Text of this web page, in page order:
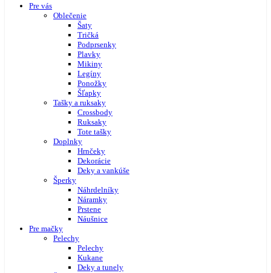
Pre vás
Oblečenie
Šaty
Tričká
Podprsenky
Plavky
Mikiny
Legíny
Ponožky
Šľapky
Tašky a ruksaky
Crossbody
Ruksaky
Tote tašky
Doplnky
Hrnčeky
Dekorácie
Deky a vankúše
Šperky
Náhrdelníky
Náramky
Prstene
Náušnice
Pre mačky
Pelechy
Pelechy
Kukane
Deky a tunely